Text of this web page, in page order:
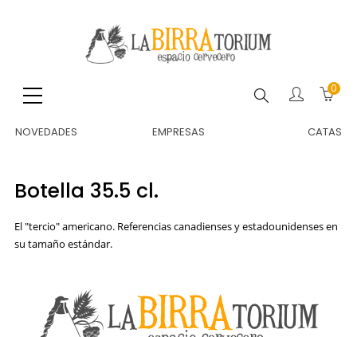
Buscar 0
NOVEDADES EMPRESAS CATAS
Botella 35.5 cl.
El "tercio" americano. Referencias canadienses y estadounidenses en
su tamaño estándar.